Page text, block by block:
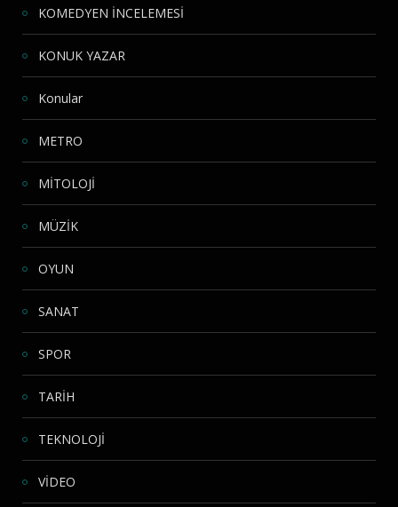
KOMEDYEN İNCELEMESİ
KONUK YAZAR
Konular
METRO
MİTOLOJİ
MÜZİK
OYUN
SANAT
SPOR
TARİH
TEKNOLOJİ
VİDEO